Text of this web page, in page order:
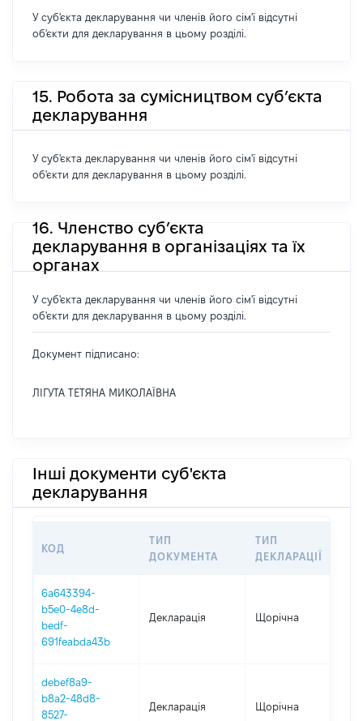
У суб'єкта декларування чи членів його сім'ї відсутні
об'єкти для декларування в цьому розділі.
15. Робота за сумісництвом суб’єкта
декларування
У суб'єкта декларування чи членів його сім'ї відсутні
об'єкти для декларування в цьому розділі.
16. Членство суб’єкта
декларування в організаціях та їх
органах
У суб'єкта декларування чи членів його сім'ї відсутні
об'єкти для декларування в цьому розділі.
Документ підписано:
ЛІГУТА ТЕТЯНА МИКОЛАЇВНА
Інші документи суб'єкта
декларування
КОД
ТИП
ДОКУМЕНТА
ТИП
ДЕКЛАРАЦІЇ
6a643394-
b5e0-4e8d-
bedf-
691feabda43b
Декларація Щорічна
debef8a9-
b8a2-48d8-
8527-
Декларація Щорічна